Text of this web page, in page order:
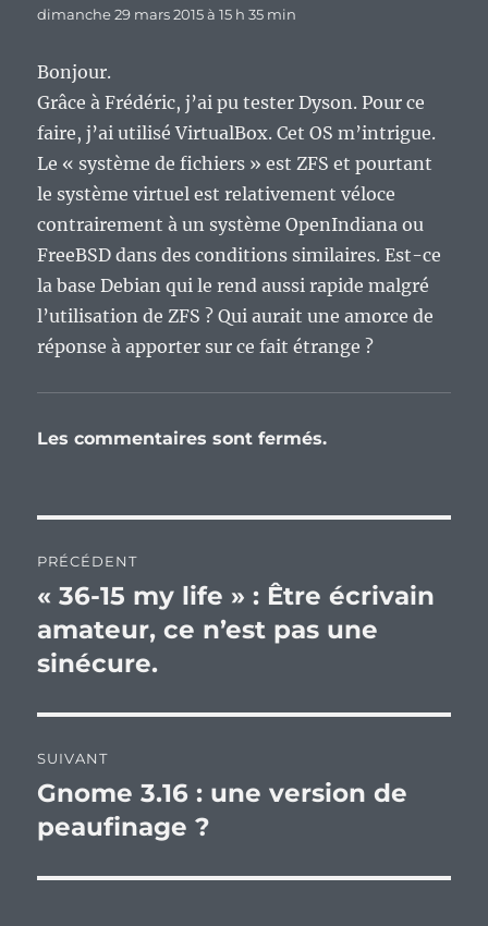
dimanche 29 mars 2015 à 15 h 35 min
Bonjour.
Grâce à Frédéric, j’ai pu tester Dyson. Pour ce
faire, j’ai utilisé VirtualBox. Cet OS m’intrigue.
Le « système de fichiers » est ZFS et pourtant
le système virtuel est relativement véloce
contrairement à un système OpenIndiana ou
FreeBSD dans des conditions similaires. Est-ce
la base Debian qui le rend aussi rapide malgré
l’utilisation de ZFS ? Qui aurait une amorce de
réponse à apporter sur ce fait étrange ?
Les commentaires sont fermés.
de
l’article
PRÉCÉDENT
Publication
précédente :
« 36-15 my life » : Être écrivain
amateur, ce n’est pas une
sinécure.
SUIVANT
Publication
suivante :
Gnome 3.16 : une version de
peaufinage ?